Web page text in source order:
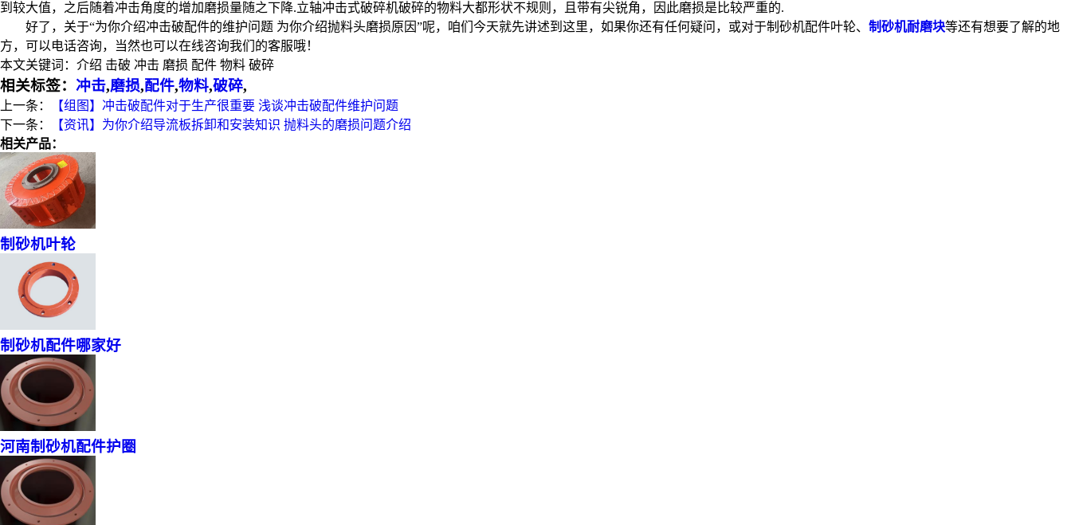
到较大值，之后随着冲击角度的增加磨损量随之下降.立轴冲击式破碎机破碎的物料大都形状不规则，且带有尖锐角，因此磨损是比较严重的.
好了，关于“为你介绍冲击破配件的维护问题 为你介绍抛料头磨损原因”呢，咱们今天就先讲述到这里，如果你还有任何疑问，或对于制砂机配件叶轮、 制砂机耐磨块等还有想要了解的地
方，可以电话咨询，当然也可以在线咨询我们的客服哦！
本文关键词： 介绍 击破 冲击 磨损 配件 物料 破碎
相关标签： 冲击,磨损,配件,物料,破碎,
上一条：
【组图】冲击破配件对于生产很重要 浅谈冲击破配件维护问题
下一条：
【资讯】为你介绍导流板拆卸和安装知识 抛料头的磨损问题介绍
相关产品：
制砂机叶轮
制砂机配件哪家好
河南制砂机配件护圈